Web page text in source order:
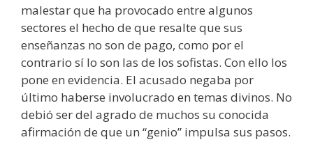
malestar que ha provocado entre algunos
sectores el hecho de que resalte que sus
enseñanzas no son de pago, como por el
contrario sí lo son las de los sofistas. Con ello los
pone en evidencia. El acusado negaba por
último haberse involucrado en temas divinos. No
debió ser del agrado de muchos su conocida
afirmación de que un “genio” impulsa sus pasos.